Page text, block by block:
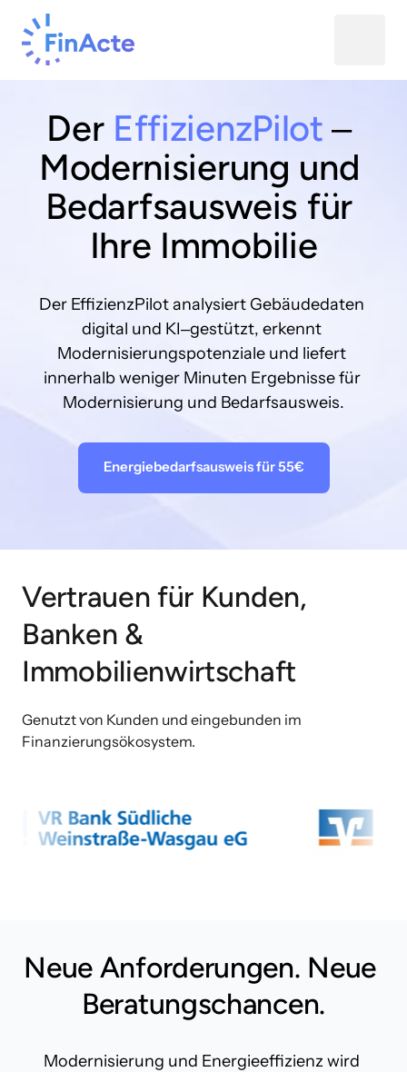
Der EffizienzPilot ‒
Modernisierung
Bedarfsausweis
für
Ihre Immobilie
Der EffizienzPilot analysiert
digital und KI‒gestützt,
Modernisierungspotenziale und
innerhalb weniger Minuten Ergebnisse
für
Modernisierung und Bedarfsausweis.
Energiebedarfsausweis für 55€
Vertrauen für Kunden,
Banken &
Immobilienwirtschaft
Genutzt von Kunden und eingebunden im
Finanzierungsökosystem.
Neue Anforderungen.
Beratungschancen.
Modernisierung und Energieeffizienz wird